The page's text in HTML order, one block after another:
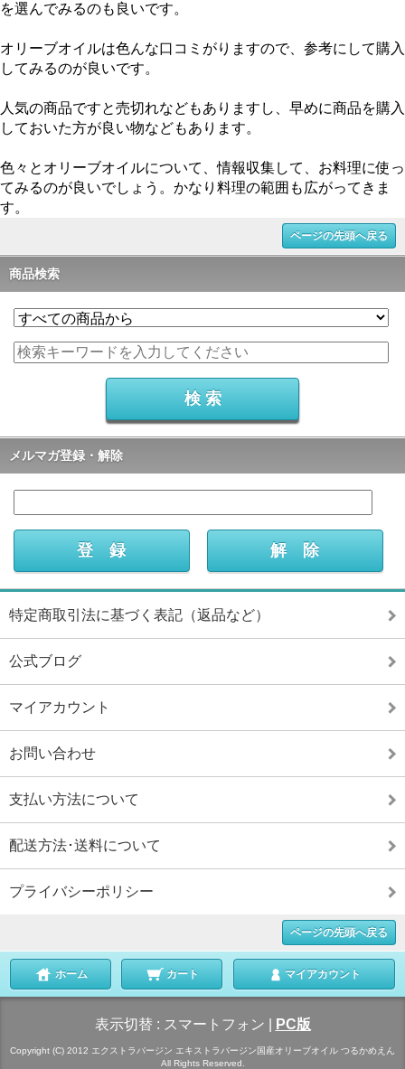
を選んでみるのも良いです。
オリーブオイルは色んな口コミがりますので、参考にして購入
してみるのが良いです。
人気の商品ですと売切れなどもありますし、早めに商品を購入
しておいた方が良い物などもあります。
色々とオリーブオイルについて、情報収集して、お料理に使っ
てみるのが良いでしょう。かなり料理の範囲も広がってきま
す。
ページの先頭へ戻る
商品検索
メルマガ登録・解除
特定商取引法に基づく表記（返品など）
公式ブログ
マイアカウント
お問い合わせ
支払い方法について
配送方法･送料について
プライバシーポリシー
ページの先頭へ戻る
ホーム カート マイアカウント
表示切替 : スマートフォン PC版
Copyright (C) 2012 エクストラバージン エキストラバージン国産オリーブオイル つるかめえん
All Rights Reserved.